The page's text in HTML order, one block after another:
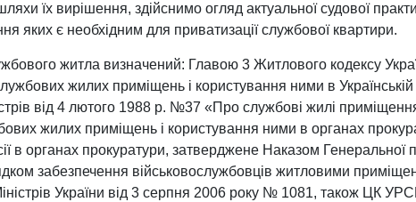
їх вирішення, здійснимо огляд актуальної судової
яких є необхідним для приватизації службової квартири.
житла визначений: Главою 3 Житлового кодексу
жилих приміщень і користування ними в
від 4 лютого 1988 р. №37 «Про службові жилі
жилих приміщень і користування ними в органах
в органах прокуратури, затверджене Наказом Генеральної
забезпечення військовослужбовців житловими
України від 3 серпня 2006 року № 1081, також ЦК